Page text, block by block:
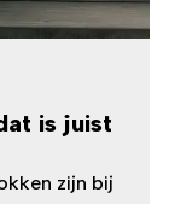
is juist
zijn bij